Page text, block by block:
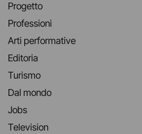
Progetto
Professioni
Arti performative
Editoria
Turismo
Dal mondo
Jobs
Television